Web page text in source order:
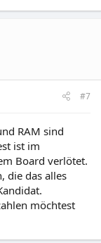
#7
RAM sind
ist im
Board verlötet.
die das alles
möchtest